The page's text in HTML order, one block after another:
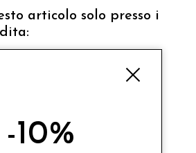
articolo solo presso i
Maria Angela
Ischia
-10%